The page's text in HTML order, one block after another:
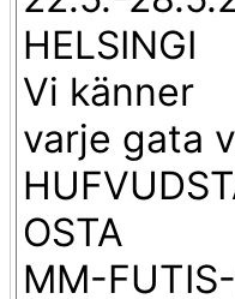
HELSINGI
Vi känner
varje gata
OSTA
MM-FUTIS-